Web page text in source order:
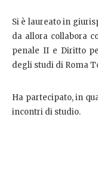
Si è laureato in
da allora collabora
penale II e Diritto
degli studi di Roma
Ha partecipato, in
incontri di studio.